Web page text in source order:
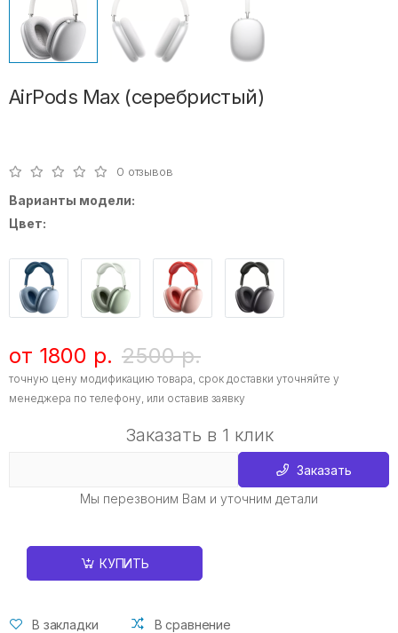
AirPods Max (серебристый)
0 отзывов
Варианты модели:
Цвет:
от 1800 р. 2500 р.
точную цену модификацию товара, срок доставки уточняйте у
менеджера по телефону, или оставив заявку
Заказать в 1 клик
Заказать
Мы перезвоним Вам и уточним детали
КУПИТЬ
В закладки В сравнение